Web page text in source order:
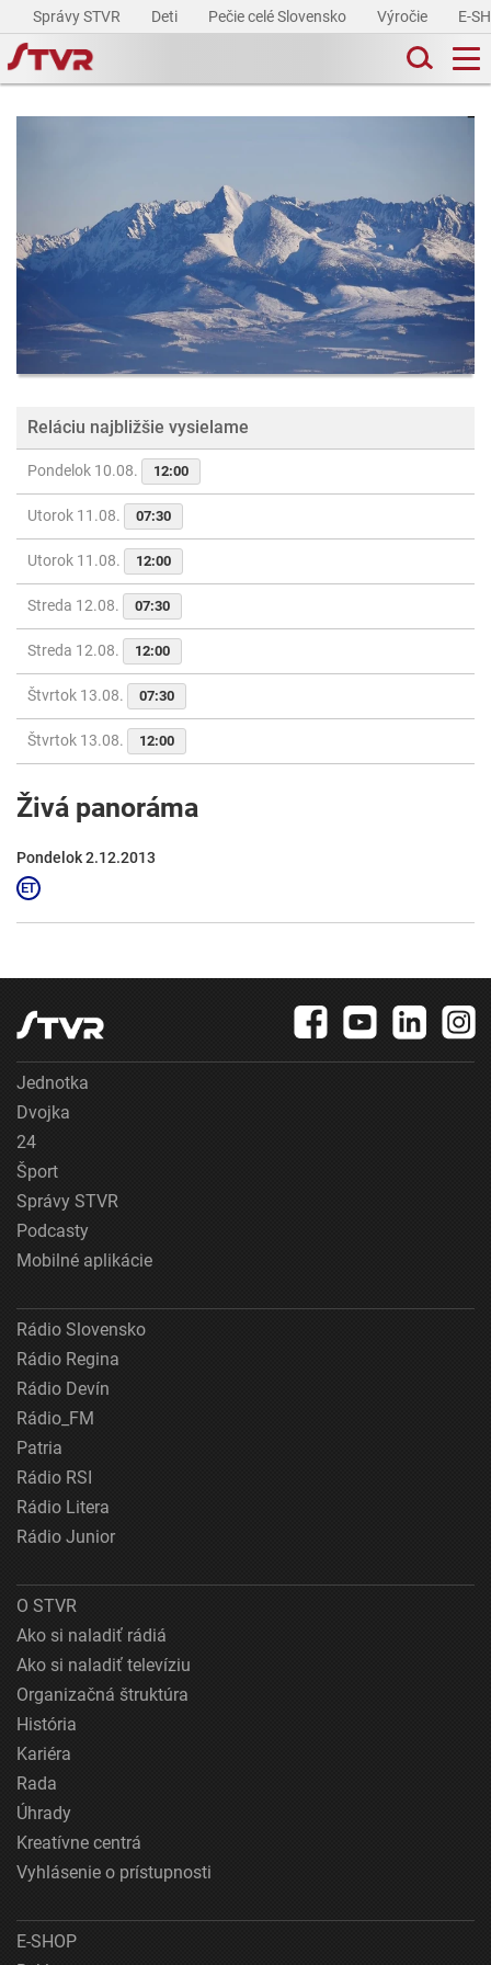
Správy STVR Deti Pečie celé Slovensko Výročie E-
Reláciu najbližšie vysielame
Pondelok 10.08. 12:00
Utorok 11.08. 07:30
Utorok 11.08. 12:00
Streda 12.08. 07:30
Streda 12.08. 12:00
Štvrtok 13.08. 07:30
Štvrtok 13.08. 12:00
Živá panoráma
Pondelok 2.12.2013
Jednotka
Dvojka
24
Šport
Správy STVR
Podcasty
Mobilné aplikácie
Rádio Slovensko
Rádio Regina
Rádio Devín
Rádio_FM
Patria
Rádio RSI
Rádio Litera
Rádio Junior
O STVR
Ako si naladiť rádiá
Ako si naladiť televíziu
Organizačná štruktúra
História
Kariéra
Rada
Úhrady
Kreatívne centrá
Vyhlásenie o prístupnosti
E-SHOP